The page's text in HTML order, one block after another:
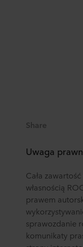
Share
Uwaga
Cała
własnością
prawem
sprawozdanie
komunikaty